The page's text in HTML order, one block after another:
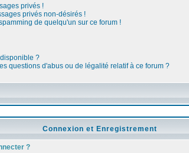
privés !
privés non-désirés !
de quelqu'un sur ce forum !
?
questions d'abus ou de légalité relatif à ce forum ?
Connexion et Enregistrement
?